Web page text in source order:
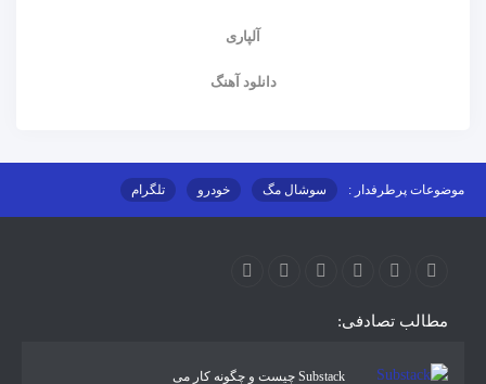
آلپاری
دانلود آهنگ
موضوعات پرطرفدار : سوشال مگ خودرو تلگرام
مطالب تصادفی:
Substack چیست و چگونه کار می